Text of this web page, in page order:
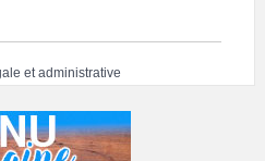
et administrative